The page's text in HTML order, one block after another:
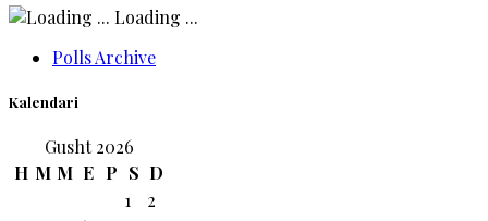
Loading ...
Polls Archive
Kalendari
Gusht 2026
H M M E P S D
1
2